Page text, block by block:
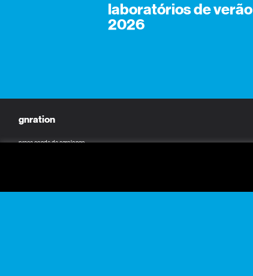
laboratórios de verão
2026
gnration
praça conde de agrolongo